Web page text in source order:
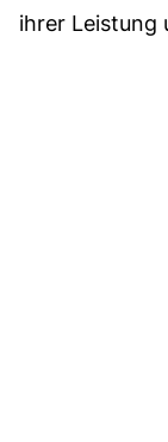
ihrer Leistung